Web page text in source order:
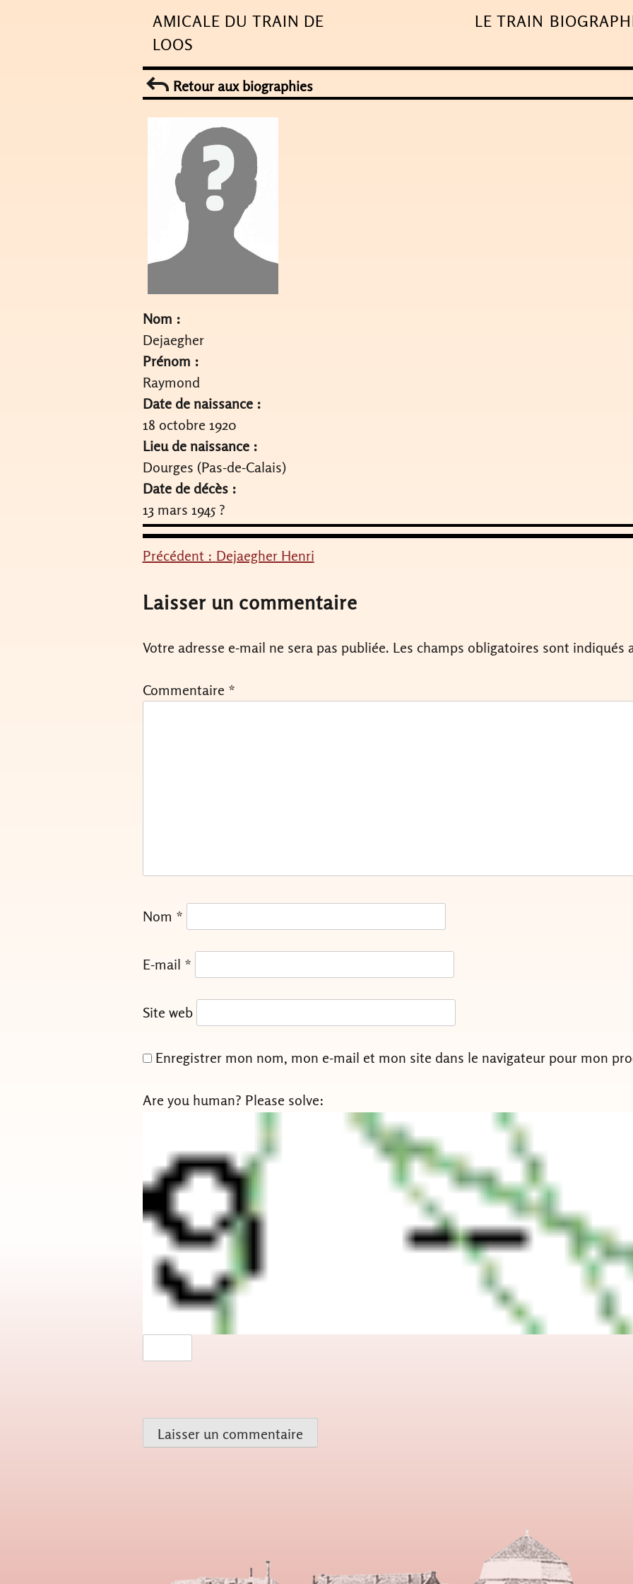
to
content
AMICALE DU TRAIN DE
LOOS
LE TRAIN
Retour aux biographies
Nom :
Dejaegher
Prénom :
Raymond
Date de naissance :
18 octobre 1920
Lieu de naissance :
Dourges (Pas-de-Calais)
Date de décès :
13 mars 1945 ?
Navigation
de
Précédent : Dejaegher Henri
Laisser un commentaire
Votre adresse e-mail ne sera pas publiée. Les champs obligatoires sont indiqués
Commentaire *
Nom *
E-mail *
Site web
Enregistrer mon nom, mon e-mail et mon site dans le navigateur pour mon
Are you human? Please solve: